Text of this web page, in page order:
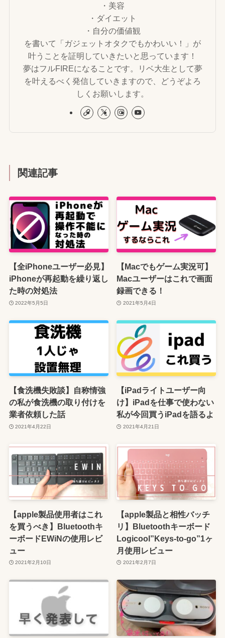
・美容
・ダイエット
・自分の価値観
を書いて「ガジェットオタクでもかわいい！」が
叶うことを証明していきたいと思っています！
夢はフルFIREになることです。リベ大生として夢
を叶えるべく発信していきますので、どうぞよろ
しくお願いします。
関連記事
【全iPhoneユーザー必見】
iPhoneが再起動を繰り返し
た時の対処法
2022年5月5日
【Macでもゲーム実況可】
Macユーザーはこれで画面
録画できる！
2021年5月4日
【食洗機失敗談】自称情強
の私が食洗機の取り付けを
業者依頼した話
2021年4月22日
【iPadライトユーザー向
け】iPadを仕事で使わない
私が今回買うiPadを語るよ
2021年4月21日
【apple製品使用者はこれ
を買うべき】Bluetoothキ
ーボードEWiNの使用レビ
ュー
2021年2月10日
【apple製品と相性バッチ
リ】Bluetoothキーボード
Logicool”Keys-to-go”1ヶ
月使用レビュー
2021年2月7日